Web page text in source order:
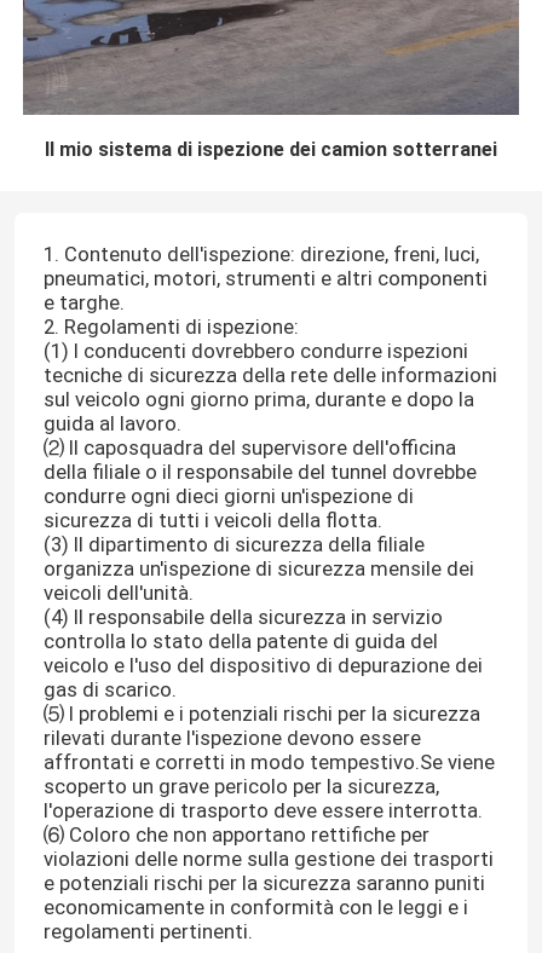
Il mio sistema di ispezione dei camion sotterranei
1. Contenuto dell'ispezione: direzione, freni, luci,
pneumatici, motori, strumenti e altri componenti
e targhe.
2. Regolamenti di ispezione:
(1) I conducenti dovrebbero condurre ispezioni
tecniche di sicurezza della rete delle informazioni
sul veicolo ogni giorno prima, durante e dopo la
guida al lavoro.
⑵ Il caposquadra del supervisore dell'officina
della filiale o il responsabile del tunnel dovrebbe
condurre ogni dieci giorni un'ispezione di
sicurezza di tutti i veicoli della flotta.
(3) Il dipartimento di sicurezza della filiale
organizza un'ispezione di sicurezza mensile dei
veicoli dell'unità.
(4) Il responsabile della sicurezza in servizio
controlla lo stato della patente di guida del
veicolo e l'uso del dispositivo di depurazione dei
gas di scarico.
⑸ I problemi e i potenziali rischi per la sicurezza
rilevati durante l'ispezione devono essere
affrontati e corretti in modo tempestivo.Se viene
scoperto un grave pericolo per la sicurezza,
l'operazione di trasporto deve essere interrotta.
⑹ Coloro che non apportano rettifiche per
violazioni delle norme sulla gestione dei trasporti
e potenziali rischi per la sicurezza saranno puniti
economicamente in conformità con le leggi e i
regolamenti pertinenti.